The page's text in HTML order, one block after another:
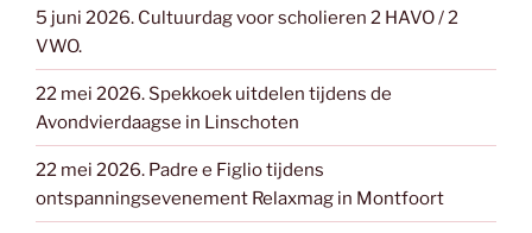
5 juni 2026. Cultuurdag voor scholieren 2 HAVO / 2
VWO.
22 mei 2026. Spekkoek uitdelen tijdens de
Avondvierdaagse in Linschoten
22 mei 2026. Padre e Figlio tijdens
ontspanningsevenement Relaxmag in Montfoort